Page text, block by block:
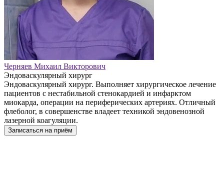
Черняев Михаил Викторович
Эндоваскулярный хирург
Эндоваскулярный хирург. Выполняет хирургическое лечение
пациентов с нестабильной стенокардией и инфарктом
миокарда, операции на периферических артериях. Отличный
флеболог, в совершенстве владеет техникой эндовенозной
лазерной коагуляции.
Записаться на приём